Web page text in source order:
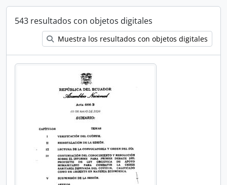
543 resultados con objetos digitales
Muestra los resultados con objetos digitales